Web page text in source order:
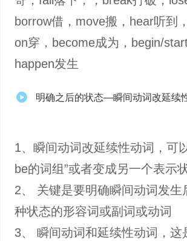
borrow借，move搬，hear听到
on穿，become成为，begin/
happen发生
明确之后的状态—瞬间动词改延续
1、瞬间动词改延续性动词，可
be的词组”或者变成另一个表示
2、 关键是要明确瞬间动词发
种状态的形容词或副词或动词
3、 瞬间动词和延续性动词，